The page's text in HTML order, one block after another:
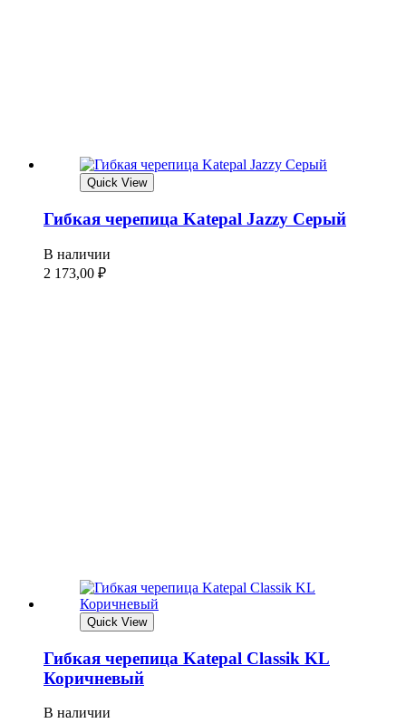
Quick View
Гибкая черепица Katepal Jazzy Серый
В наличии
2 173,00 ₽
Quick View
Гибкая черепица Katepal Classik KL
Коричневый
В наличии